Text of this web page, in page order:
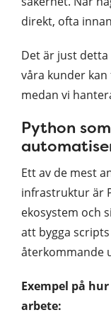
direkt, ofta
Det är just
våra kunder
medan vi
Python
Ett av de mest
infrastruktur är
ekosystem och
att bygga
återkommande
Exempel på
arbete: